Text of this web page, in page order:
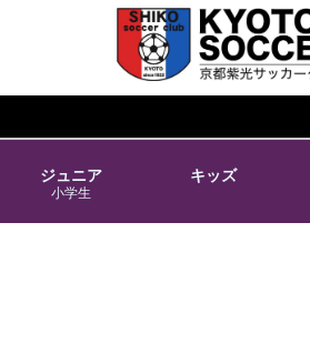
ジュニア
小学生
キッズ